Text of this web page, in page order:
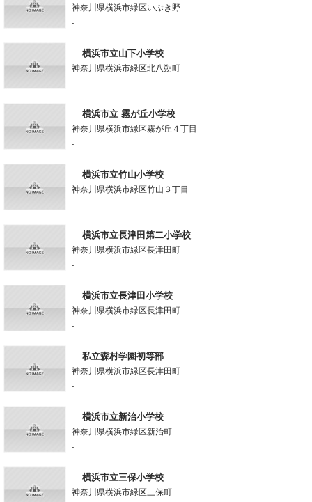
神奈川県横浜市緑区いぶき野
-
横浜市立山下小学校
神奈川県横浜市緑区北八朔町
-
横浜市立 霧が丘小学校
神奈川県横浜市緑区霧が丘４丁目
-
横浜市立竹山小学校
神奈川県横浜市緑区竹山３丁目
-
横浜市立長津田第二小学校
神奈川県横浜市緑区長津田町
-
横浜市立長津田小学校
神奈川県横浜市緑区長津田町
-
私立森村学園初等部
神奈川県横浜市緑区長津田町
-
横浜市立新治小学校
神奈川県横浜市緑区新治町
-
横浜市立三保小学校
神奈川県横浜市緑区三保町